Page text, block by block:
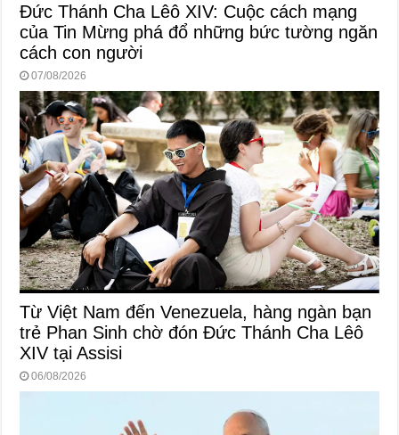
Đức Thánh Cha Lêô XIV: Cuộc cách mạng
của Tin Mừng phá đổ những bức tường ngăn
cách con người
07/08/2026
Từ Việt Nam đến Venezuela, hàng ngàn bạn
trẻ Phan Sinh chờ đón Đức Thánh Cha Lêô
XIV tại Assisi
06/08/2026